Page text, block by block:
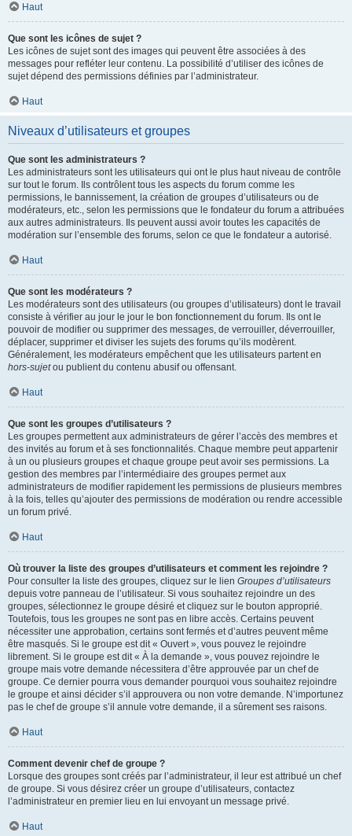
Haut
Que sont les icônes de sujet ?
Les icônes de sujet sont des images qui peuvent être associées à des
messages pour refléter leur contenu. La possibilité d’utiliser des icônes de
sujet dépend des permissions définies par l’administrateur.
Haut
Niveaux d’utilisateurs et groupes
Que sont les administrateurs ?
Les administrateurs sont les utilisateurs qui ont le plus haut niveau de contrôle
sur tout le forum. Ils contrôlent tous les aspects du forum comme les
permissions, le bannissement, la création de groupes d’utilisateurs ou de
modérateurs, etc., selon les permissions que le fondateur du forum a attribuées
aux autres administrateurs. Ils peuvent aussi avoir toutes les capacités de
modération sur l’ensemble des forums, selon ce que le fondateur a autorisé.
Haut
Que sont les modérateurs ?
Les modérateurs sont des utilisateurs (ou groupes d’utilisateurs) dont le travail
consiste à vérifier au jour le jour le bon fonctionnement du forum. Ils ont le
pouvoir de modifier ou supprimer des messages, de verrouiller, déverrouiller,
déplacer, supprimer et diviser les sujets des forums qu’ils modèrent.
Généralement, les modérateurs empêchent que les utilisateurs partent en
hors-sujetou publient du contenu abusif ou offensant.
Haut
Que sont les groupes d’utilisateurs ?
Les groupes permettent aux administrateurs de gérer l’accès des membres et
des invités au forum et à ses fonctionnalités. Chaque membre peut appartenir
à un ou plusieurs groupes et chaque groupe peut avoir ses permissions. La
gestion des membres par l’intermédiaire des groupes permet aux
administrateurs de modifier rapidement les permissions de plusieurs membres
à la fois, telles qu’ajouter des permissions de modération ou rendre accessible
un forum privé.
Haut
Où trouver la liste des groupes d’utilisateurs et comment les rejoindre ?
Pour consulter la liste des groupes, cliquez sur le lien Groupes d’utilisateurs
depuis votre panneau de l’utilisateur. Si vous souhaitez rejoindre un des
groupes, sélectionnez le groupe désiré et cliquez sur le bouton approprié.
Toutefois, tous les groupes ne sont pas en libre accès. Certains peuvent
nécessiter une approbation, certains sont fermés et d’autres peuvent même
être masqués. Si le groupe est dit « Ouvert », vous pouvez le rejoindre
librement. Si le groupe est dit « À la demande », vous pouvez rejoindre le
groupe mais votre demande nécessitera d’être approuvée par un chef de
groupe. Ce dernier pourra vous demander pourquoi vous souhaitez rejoindre
le groupe et ainsi décider s’il approuvera ou non votre demande. N’importunez
pas le chef de groupe s’il annule votre demande, il a sûrement ses raisons.
Haut
Comment devenir chef de groupe ?
Lorsque des groupes sont créés par l’administrateur, il leur est attribué un chef
de groupe. Si vous désirez créer un groupe d’utilisateurs, contactez
l’administrateur en premier lieu en lui envoyant un message privé.
Haut